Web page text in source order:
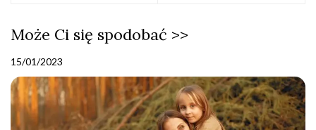
Może Ci się spodobać >>
15/01/2023